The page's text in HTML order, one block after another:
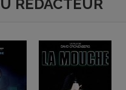
RÉDACTEUR